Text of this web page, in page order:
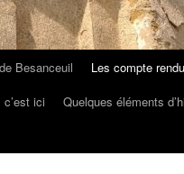
Besanceuil
Les compte
ici Quelques éléments